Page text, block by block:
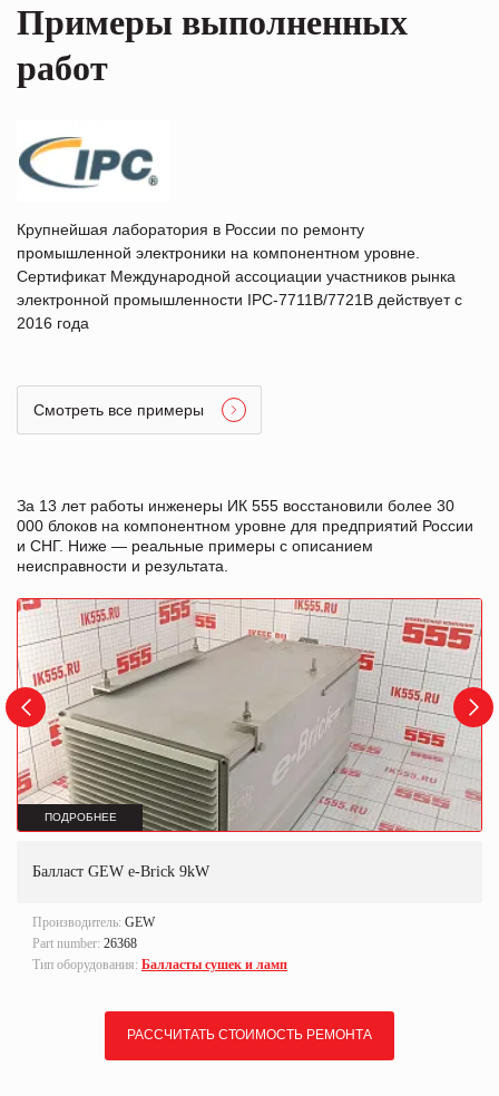
Примеры выполненных
работ
Крупнейшая лаборатория в России по ремонту
промышленной электроники на компонентном уровне.
Сертификат Международной ассоциации участников рынка
электронной промышленности IPC-7711B/7721B действует с
2016 года
Смотреть все примеры
За 13 лет работы инженеры ИК 555 восстановили более 30
000 блоков на компонентном уровне для предприятий России
и СНГ. Ниже — реальные примеры с описанием
неисправности и результата.
ПОДРОБНЕЕ
Балласт GEW e-Brick 9kW
Производитель: GEW
Part number: 26368
Тип оборудования: Балласты сушек и ламп
РАССЧИТАТЬ СТОИМОСТЬ РЕМОНТА